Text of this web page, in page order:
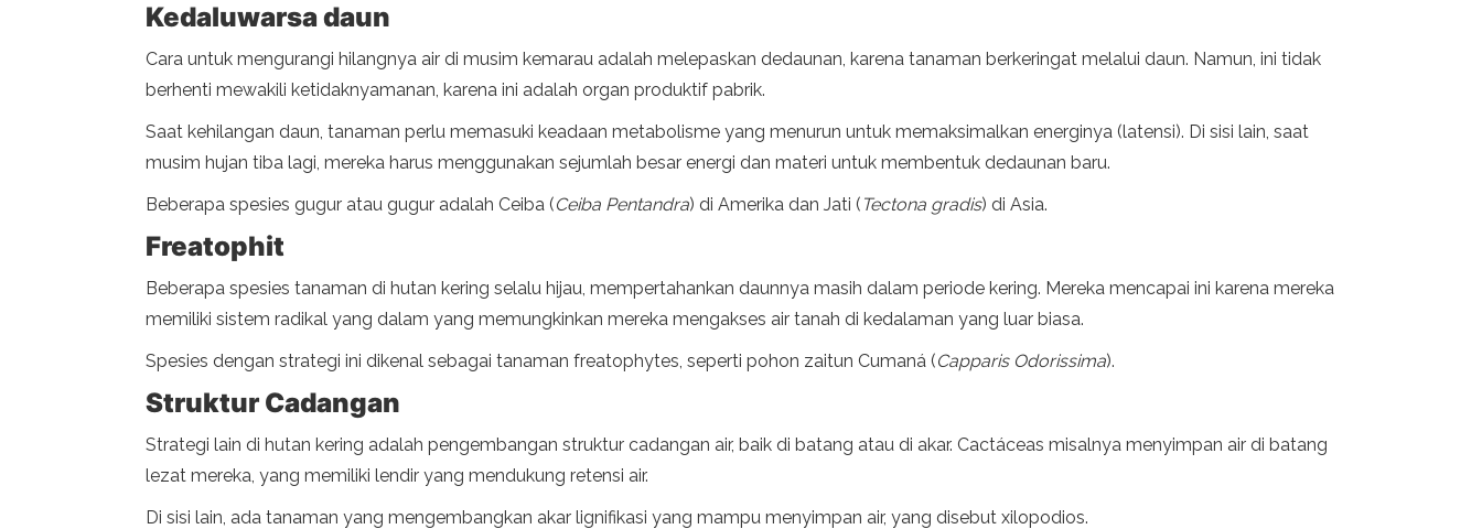
Kedaluwarsa daun
Cara untuk mengurangi hilangnya air di musim kemarau adalah melepaskan dedaunan, karena tanaman berkeringat melalui daun. Namun, ini tidak
berhenti mewakili ketidaknyamanan, karena ini adalah organ produktif pabrik.
Saat kehilangan daun, tanaman perlu memasuki keadaan metabolisme yang menurun untuk memaksimalkan energinya (latensi). Di sisi lain, saat
musim hujan tiba lagi, mereka harus menggunakan sejumlah besar energi dan materi untuk membentuk dedaunan baru.
Beberapa spesies gugur atau gugur adalah Ceiba (Ceiba Pentandra) di Amerika dan Jati ( Tectona gradis) di Asia.
Freatophit
Beberapa spesies tanaman di hutan kering selalu hijau, mempertahankan daunnya masih dalam periode kering. Mereka mencapai ini karena mereka
memiliki sistem radikal yang dalam yang memungkinkan mereka mengakses air tanah di kedalaman yang luar biasa.
Spesies dengan strategi ini dikenal sebagai tanaman freatophytes, seperti pohon zaitun Cumaná (Capparis Odorissima).
Struktur Cadangan
Strategi lain di hutan kering adalah pengembangan struktur cadangan air, baik di batang atau di akar. Cactáceas misalnya menyimpan air di batang
lezat mereka, yang memiliki lendir yang mendukung retensi air.
Di sisi lain, ada tanaman yang mengembangkan akar lignifikasi yang mampu menyimpan air, yang disebut xilopodios.